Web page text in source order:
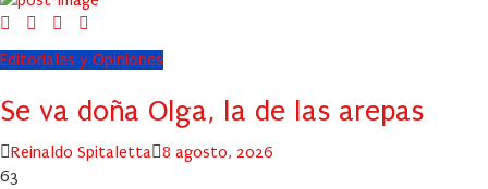
Editoriales y Opiniones
Se va doña Olga, la de las arepas
Author
Reinaldo Spitaletta Posted
8 agosto, 2026
63